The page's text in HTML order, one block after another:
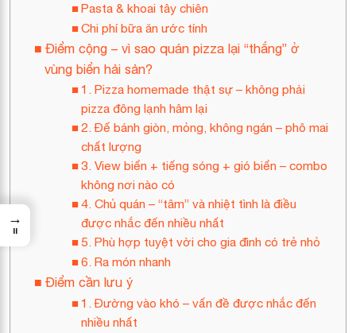
Pasta & khoai tây chiên
Chi phí bữa ăn ước tính
Điểm cộng – vì sao quán pizza lại “thắng” ở
vùng biển hải sản?
1. Pizza homemade thật sự – không phải
pizza đông lạnh hâm lại
2. Đế bánh giòn, mỏng, không ngán – phô mai
chất lượng
3. View biển + tiếng sóng + gió biển – combo
không nơi nào có
4. Chủ quán – “tâm” và nhiệt tình là điều
được nhắc đến nhiều nhất
5. Phù hợp tuyệt vời cho gia đình có trẻ nhỏ
6. Ra món nhanh
Điểm cần lưu ý
1. Đường vào khó – vấn đề được nhắc đến
nhiều nhất
→